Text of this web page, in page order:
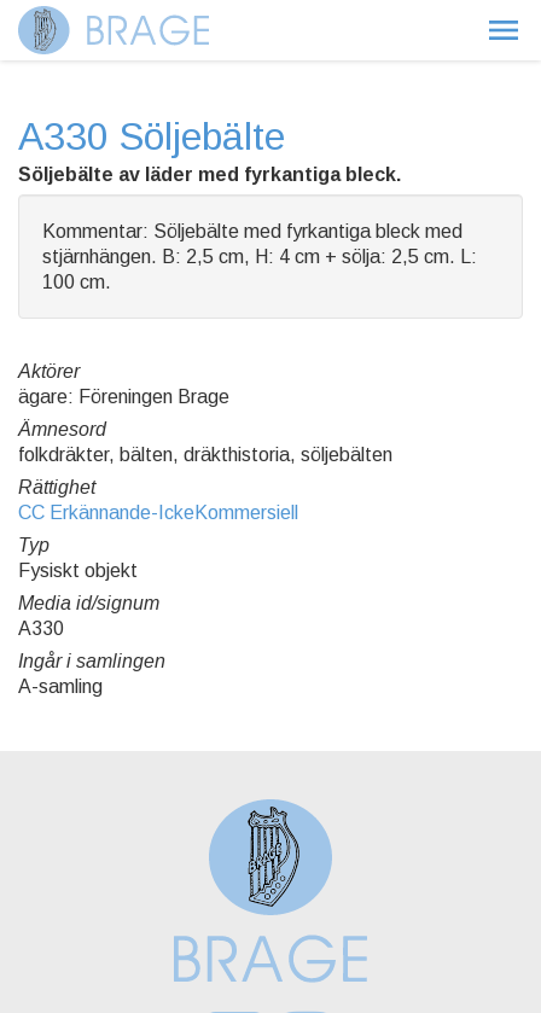
A330 Söljebälte
Söljebälte av läder med fyrkantiga bleck.
Kommentar: Söljebälte med fyrkantiga bleck med
stjärnhängen. B: 2,5 cm, H: 4 cm + sölja: 2,5 cm. L:
100 cm.
Aktörer
ägare: Föreningen Brage
Ämnesord
folkdräkter, bälten, dräkthistoria, söljebälten
Rättighet
CC Erkännande-IckeKommersiell
Typ
Fysiskt objekt
Media id/signum
A330
Ingår i samlingen
A-samling